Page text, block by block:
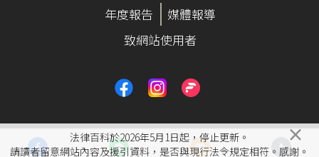
年度報告
媒體報導
致網站使用者
法律百科於2026年5月1日起，停止更新。
請讀者留意網站內容及援引資料，是否與現行法令規定相符。感謝。
×